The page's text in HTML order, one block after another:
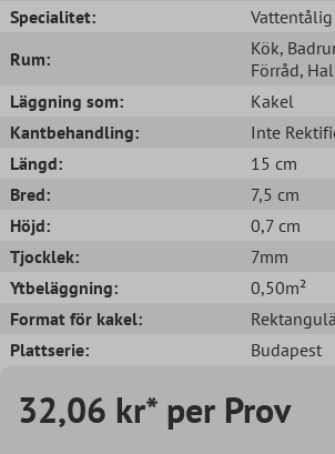
Specialitet:
Vattentålig
Rum:
Kök,
Förråd,
Läggning som:
Kakel
Kantbehandling:
Inte
Längd:
15 cm
Bred:
7,5 cm
Höjd:
0,7 cm
Tjocklek:
7mm
Ytbeläggning:
0,50m²
Format för kakel:
Plattserie:
Budapest
32,06 kr* per Prov